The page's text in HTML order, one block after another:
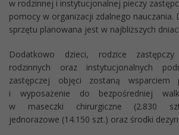
w rodzinnej i instytucjonalnej pieczy
pomocy w organizacji zdalnego nauczania.
sprzętu planowana jest w najbliższych
Dodatkowo dzieci, rodzice
rodzinnych oraz instytucjonalnych
zastępczej objęci zostaną wsparciem
i wyposażenie do bezpośredniej
w maseczki chirurgiczne (2.830
jednorazowe (14.150 szt.) oraz środki